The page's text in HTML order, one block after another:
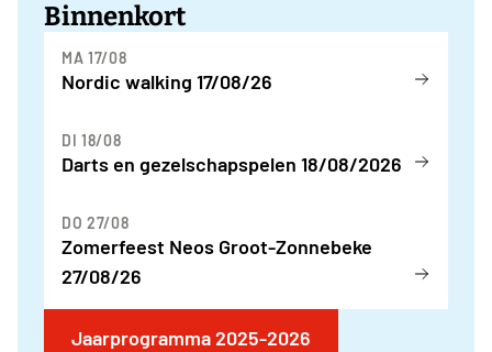
Binnenkort
MA 17/08
Nordic walking 17/08/26
DI 18/08
Darts en gezelschapspelen 18/08/2026
DO 27/08
Zomerfeest Neos Groot-Zonnebeke
27/08/26
Jaarprogramma 2025-2026